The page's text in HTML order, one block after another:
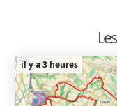
il y a 3 heures